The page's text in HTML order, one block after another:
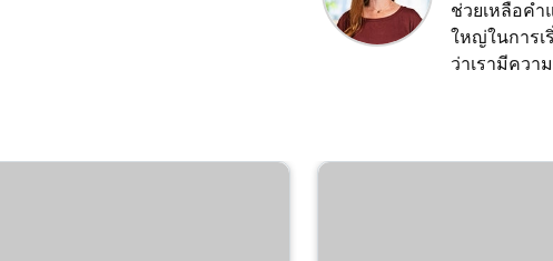
ช่วยเหลือคำ
ใหญ่ในการเ
ว่าเรามีควา